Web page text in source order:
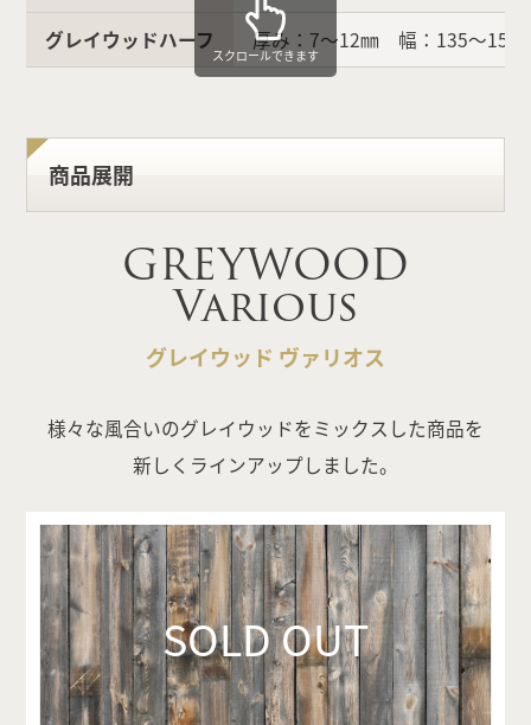
グレイウッドハーフ
厚み：7〜12㎜ 幅：135〜155
スクロールできます
商品展開
GREYWOOD
Various
グレイウッド ヴァリオス
様々な風合いのグレイウッドをミックスした商品を
新しくラインアップしました。
SOLD OUT